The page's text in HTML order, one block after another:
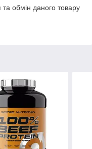
обмін даного товару